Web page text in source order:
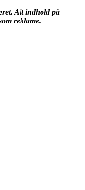
Alt indhold på
reklame.